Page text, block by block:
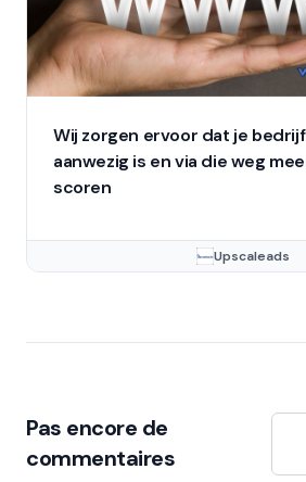
Wij zorgen ervoor dat je
aanwezig is en via die weg
scoren
Upscaleads
Pas encore de
commentaires